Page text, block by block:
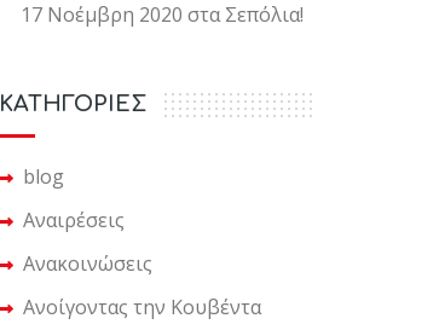
17 Νοέμβρη 2020 στα Σεπόλια!
KΑΤΗΓΟΡΙΕΣ
blog
Αναιρέσεις
Ανακοινώσεις
Ανοίγοντας την Κουβέντα